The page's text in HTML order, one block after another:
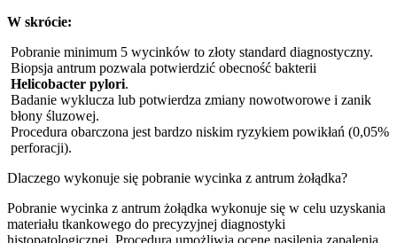
W skrócie:
Pobranie minimum 5 wycinków to złoty standard diagnostyczny.
Biopsja antrum pozwala potwierdzić obecność bakterii
Helicobacter pylori.
Badanie wyklucza lub potwierdza zmiany nowotworowe i zanik
błony śluzowej.
Procedura obarczona jest bardzo niskim ryzykiem powikłań (0,05%
perforacji).
Dlaczego wykonuje się pobranie wycinka z antrum żołądka?
Pobranie wycinka z antrum żołądka wykonuje się w celu uzyskania
materiału tkankowego do precyzyjnej diagnostyki
histopatologicznej. Procedura umożliwia ocenę nasilenia zapalenia,